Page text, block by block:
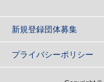
新規登録団体募集
プライバシーポリシー